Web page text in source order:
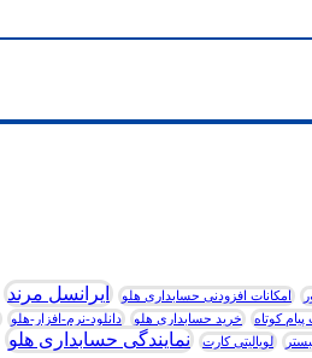
امکانات افزودنی حسابداری هلو ایرانسل مرند
کوتاه خرید حسابداری هلو دانلود-نرم-افزار-هلو
لویالیتی کارت نمایندگی حسابداری هلو